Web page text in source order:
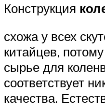
Конструкция
схожа у всех
китайцев,
сырье для
соответствует
качества.